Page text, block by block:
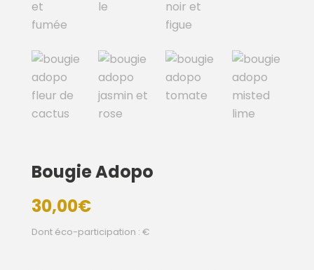
Bougie Adopo
30,00€
Dont éco-participation : €